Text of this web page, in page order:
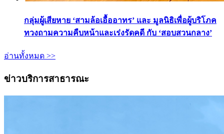
กลุ่มผู้เสียหาย ‘สามล้อเอื้ออาทร’ และ มูลนิธิเพื่อผู้บริโภค
ทวงถามความคืบหน้าและเร่งรัดคดี กับ ‘สอบสวนกลาง’
อ่านทั้งหมด >>
ข่าวบริการสาธารณะ